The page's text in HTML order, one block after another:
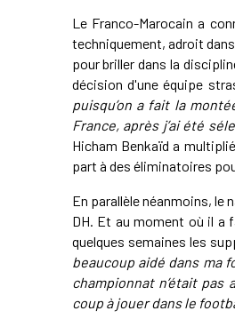
Le Franco-Marocain a
techniquement, adroit
pour briller dans la
décision d'une équipe
puisqu’on a fait la
France, après j’ai été
Hicham Benkaïd a
part à des éliminatoires
En parallèle néanmoins, le
DH. Et au moment où il a
quelques semaines les
beaucoup aidé dans ma
championnat n’était
coup à jouer dans le